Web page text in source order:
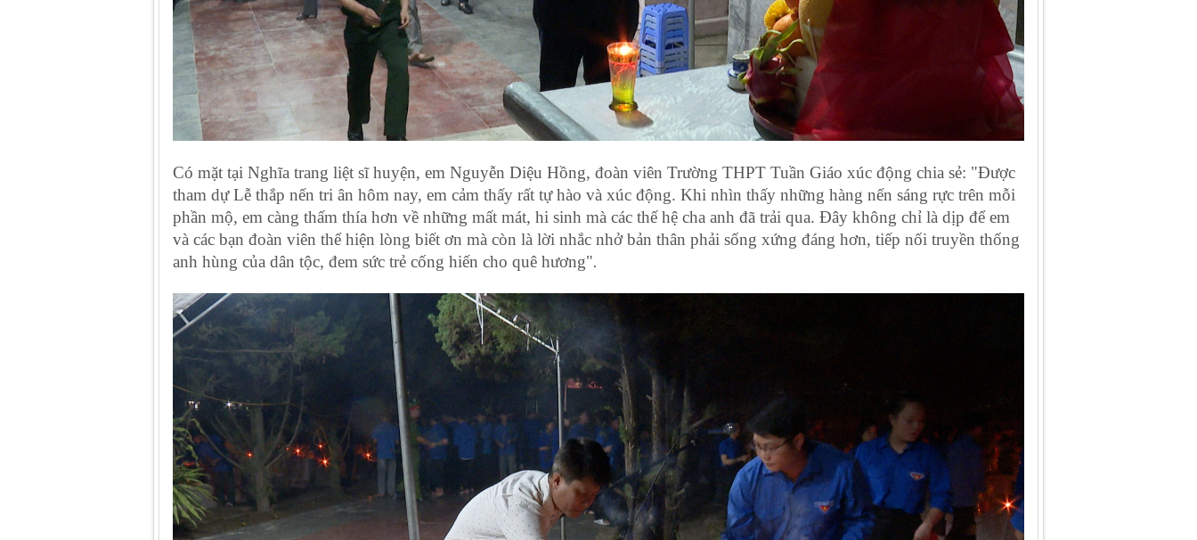
Có mặt tại Nghĩa trang liệt sĩ huyện, em Nguyễn Diệu Hồng, đoàn viên Trường THPT Tuần Giáo xúc động chia sẻ: "Được
tham dự Lễ thắp nến tri ân hôm nay, em cảm thấy rất tự hào và xúc động. Khi nhìn thấy những hàng nến sáng rực trên mỗi
phần mộ, em càng thấm thía hơn về những mất mát, hi sinh mà các thế hệ cha anh đã trải qua. Đây không chỉ là dịp để em
và các bạn đoàn viên thể hiện lòng biết ơn mà còn là lời nhắc nhở bản thân phải sống xứng đáng hơn, tiếp nối truyền thống
anh hùng của dân tộc, đem sức trẻ cống hiến cho quê hương".